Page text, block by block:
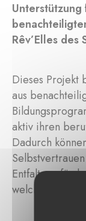
Rêv’Elles
Dieses Projekt
aus
aktiv ihren
Dadurch
Entfaltung
welchen